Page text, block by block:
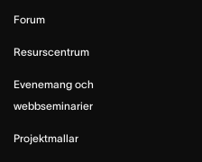
Forum
Resurscentrum
Evenemang och
webbseminarier
Projektmallar